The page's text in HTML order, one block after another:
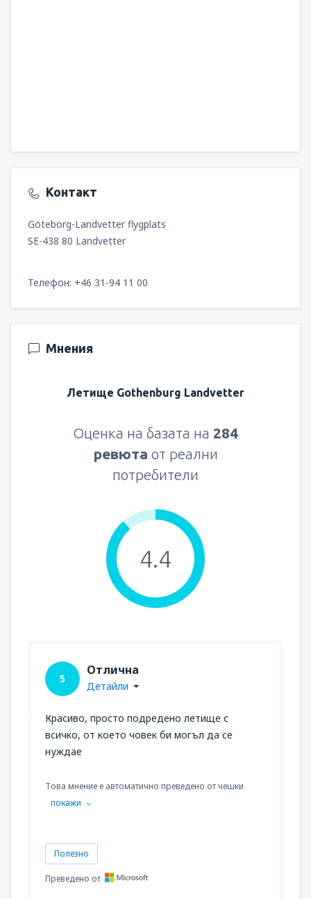
Контакт
Göteborg-Landvetter flygplats
SE-438 80 Landvetter
Телефон: +46 31-94 11 00
Мнения
Летище Gothenburg Landvetter
Оценка на базата на 284
ревюта от реални
потребители
4.4
5
Отлична
Детайли
Красиво, просто подредено летище с
всичко, от което човек би могъл да се
нуждае
Това мнение е автоматично преведено от чешки
покажи
Полезно
Преведено от